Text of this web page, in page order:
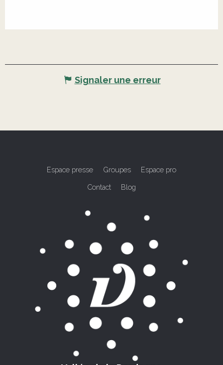
Signaler une erreur
Espace presse Groupes Espace pro
Contact Blog